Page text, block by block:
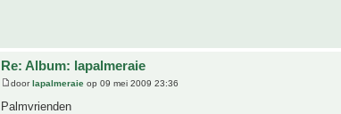
Re: Album: lapalmeraie
doorlapalmeraie op 09 mei 2009 23:36
Palmvrienden